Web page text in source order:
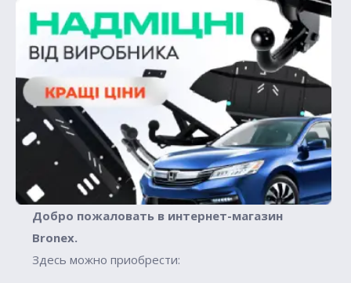
Добро пожаловать в интернет-магазин
Вronex.
Здесь можно приобрести: